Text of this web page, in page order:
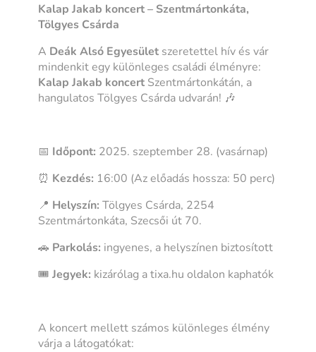
Kalap Jakab koncert – Szentmártonkáta,
Tölgyes Csárda
A Deák Alsó Egyesület szeretettel hív és vár
mindenkit egy különleges családi élményre:
Kalap Jakab koncert Szentmártonkátán, a
hangulatos Tölgyes Csárda udvarán! 🎶
📅 Időpont: 2025. szeptember 28. (vasárnap)
⏰ Kezdés: 16:00 (Az előadás hossza: 50 perc)
📍 Helyszín: Tölgyes Csárda, 2254
Szentmártonkáta, Szecsői út 70.
🚗 Parkolás: ingyenes, a helyszínen biztosított
🎟️Jegyek: kizárólag a tixa.hu oldalon kaphatók
A koncert mellett számos különleges élmény
várja a látogatókat: